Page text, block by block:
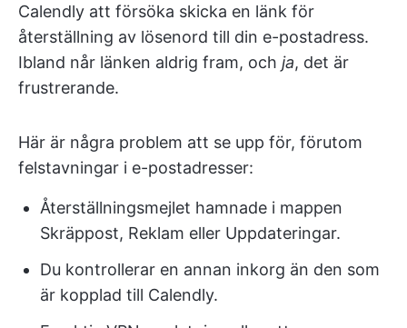
Calendly att försöka skicka en länk för
återställning av lösenord till din e-postadress.
Ibland når länken aldrig fram, och ja, det är
frustrerande.
Här är några problem att se upp för, förutom
felstavningar i e-postadresser:
Återställningsmejlet hamnade i mappen
Skräppost, Reklam eller Uppdateringar.
Du kontrollerar en annan inkorg än den som
är kopplad till Calendly.